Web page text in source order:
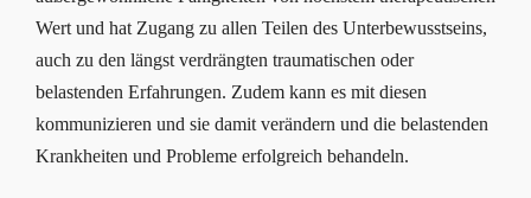
Wert und hat Zugang zu allen Teilen des Unterbewusstseins,
auch zu den längst verdrängten traumatischen oder
belastenden Erfahrungen. Zudem kann es mit diesen
kommunizieren und sie damit verändern und die belastenden
Krankheiten und Probleme erfolgreich behandeln.